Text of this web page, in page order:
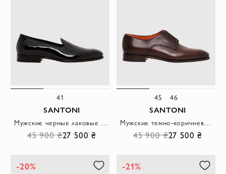
41
SANTONI
Мужские черные лаковые лоферы классического силуэта
45 900 ₴27 500 ₴
45 46
SANTONI
Мужские темно-коричневые кожаные туфли-дерби
45 900 ₴27 500 ₴
-20% -21%